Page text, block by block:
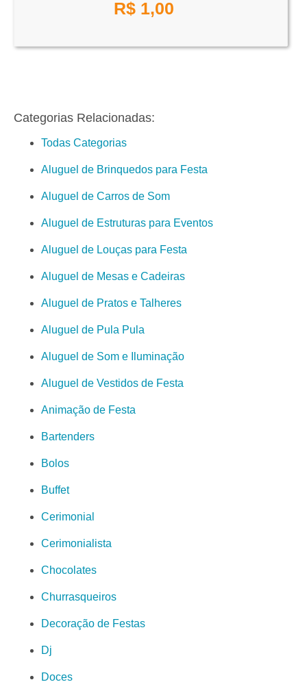
R$ 1,00
Categorias Relacionadas:
Todas Categorias
Aluguel de Brinquedos para Festa
Aluguel de Carros de Som
Aluguel de Estruturas para Eventos
Aluguel de Louças para Festa
Aluguel de Mesas e Cadeiras
Aluguel de Pratos e Talheres
Aluguel de Pula Pula
Aluguel de Som e Iluminação
Aluguel de Vestidos de Festa
Animação de Festa
Bartenders
Bolos
Buffet
Cerimonial
Cerimonialista
Chocolates
Churrasqueiros
Decoração de Festas
Dj
Doces